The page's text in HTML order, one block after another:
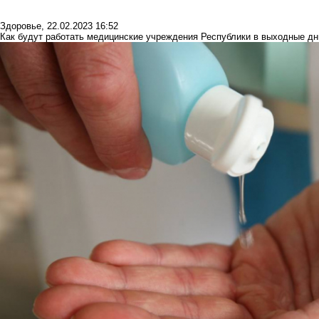
Здоровье 22.02.2023 16:52
Как будут работать медицинские учреждения Республики в выходные